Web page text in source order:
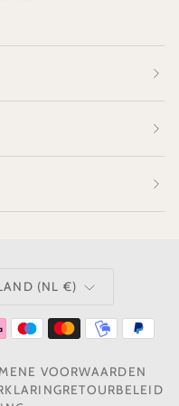
(NL €)
VOORWAARDEN
RETOURBELEID